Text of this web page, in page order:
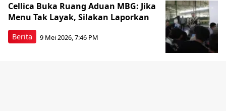
Berita
Cellica Buka Ruang Aduan MBG: Jika
Menu Tak Layak, Silakan Laporkan
9 Mei 2026, 7:46 PM